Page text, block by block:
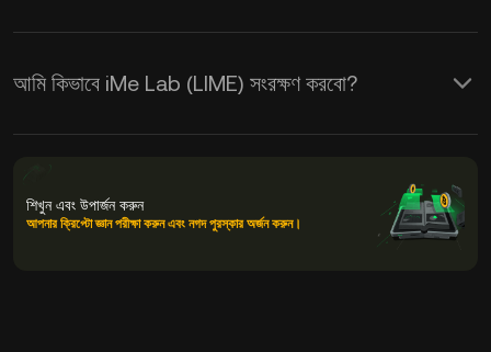
আমি কিভাবে iMe Lab (LIME) সংরক্ষণ করবো?
শিখুন এবং উপার্জন করুন
আপনার ক্রিপ্টো জ্ঞান পরীক্ষা করুন এবং নগদ পুরস্কার অর্জন করুন।